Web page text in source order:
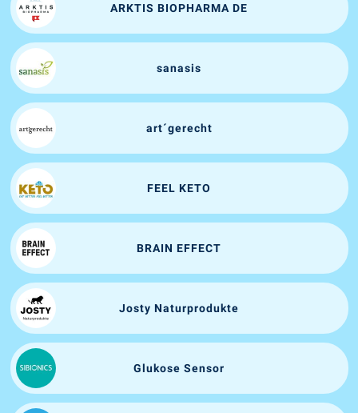
ARKTIS BIOPHARMA DE
sanasis
art´gerecht
FEEL KETO
BRAIN EFFECT
Josty Naturprodukte
Glukose Sensor